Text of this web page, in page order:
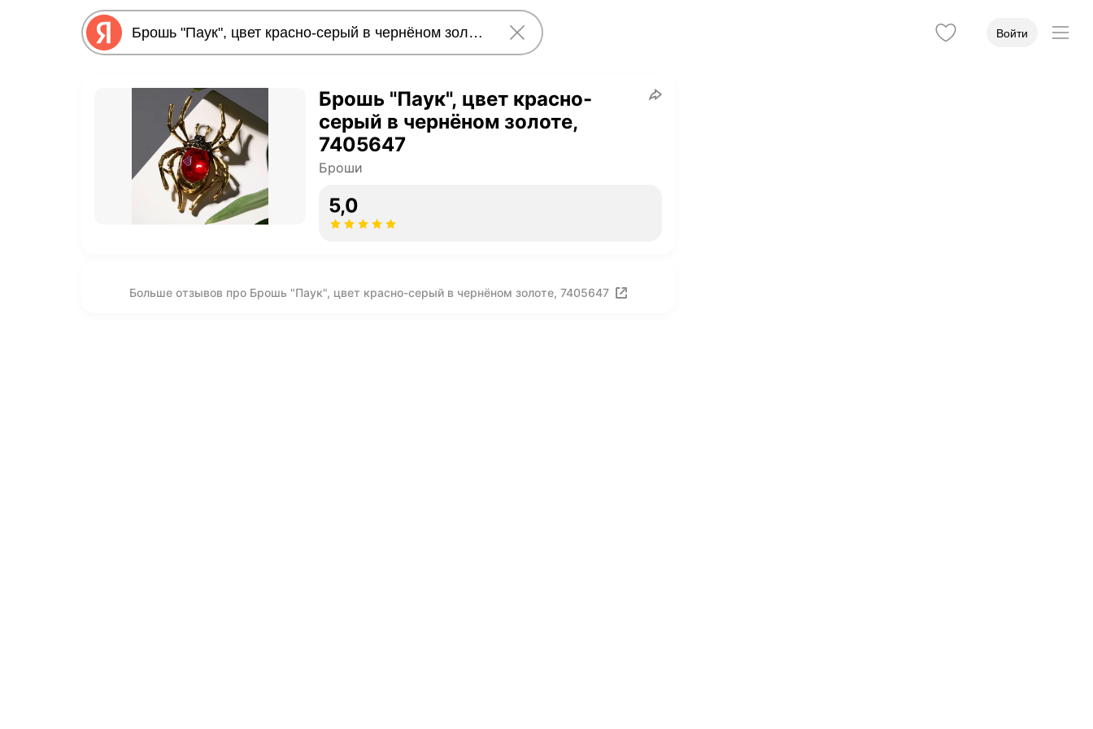
Войти
Брошь "Паук", цвет красно-
серый в чернёном золоте,
7405647
Броши
5,0
Больше отзывов про Брошь "Паук", цвет красно-серый в чернёном золоте, 7405647